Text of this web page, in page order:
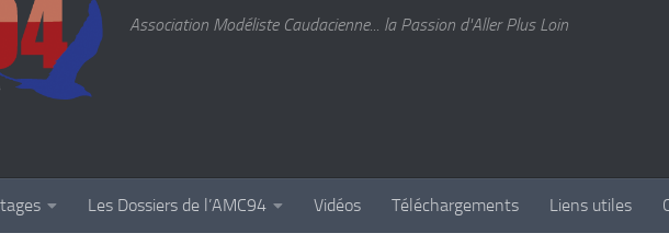
Association Modéliste Caudacienne... la Passion d'Aller Plus Loin
Les Dossiers de l’AMC94 Vidéos Téléchargements Liens utiles